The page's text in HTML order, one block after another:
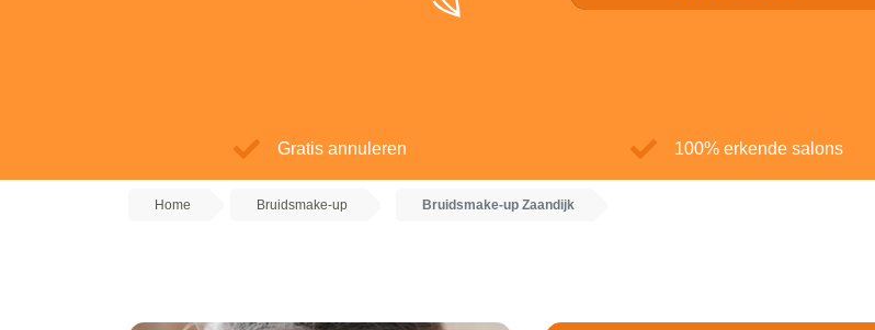
Gratis annuleren 100% erkende salons
Home Bruidsmake-up Bruidsmake-up Zaandijk